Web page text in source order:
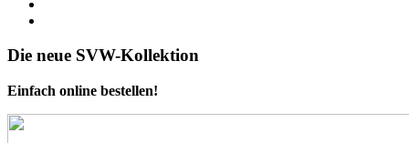
Die neue SVW-Kollektion
Einfach online bestellen!